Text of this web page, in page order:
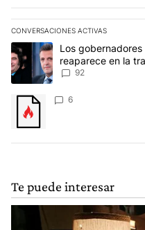
CONVERSACIONES ACTIVAS
Este listado muestra los
Un artículo de tendencia
Los
reaparece en la
92
Un artículo de tendencia
6